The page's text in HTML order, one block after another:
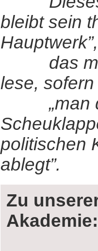
bleibt sein
Hauptwerk”,
das
lese, sofern
„man
politischen
ablegt”.
Zu
Akademie: